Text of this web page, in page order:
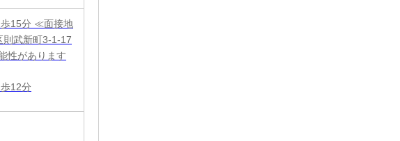
歩15分 ≪面接地
武新町3-1-17
性があります
12分